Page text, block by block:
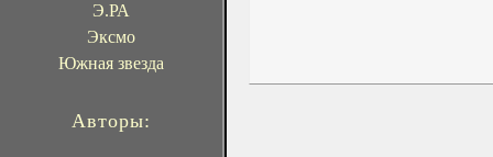
Э.РА
Эксмо
Южная звезда
Авторы: